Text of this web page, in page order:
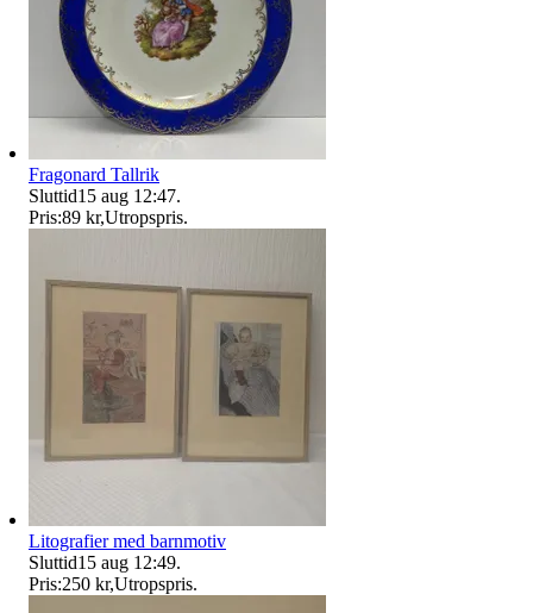
Fragonard Tallrik
Sluttid15 aug 12:47.
Pris:89 kr,Utropspris.
Litografier med barnmotiv
Sluttid15 aug 12:49.
Pris:250 kr,Utropspris.